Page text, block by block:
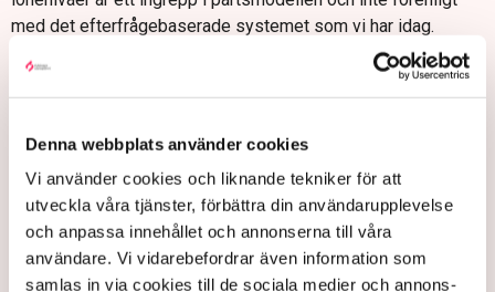
Denna webbplats använder cookies
Vi använder cookies och liknande tekniker för att
utveckla våra tjänster, förbättra din användarupplevelse
och anpassa innehållet och annonserna till våra
användare. Vi vidarebefordrar även information som
samlas in via cookies till de sociala medier och annons-
med det efterfrågebaserade systemet som vi har idag.
För få som utbildas
med stor kompetensbrist.
– Det finns flera yrken idag där det utbildas alldeles för få
personer. Enda sättet att hitta rätt kompetens blir att söka
efter den utomlands. Det blir en överlevnadsfråga för
företagen. Om en restaurang inte hittar en kock kanske den
inte kan överleva.